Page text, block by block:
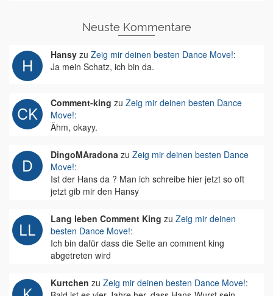
Neuste Kommentare
Hansy zu Zeig mir deinen besten Dance Move!:
Ja mein Schatz, ich bin da.
Comment-king zu Zeig mir deinen besten Dance
Move!:
Ähm, okayy.
DingoMAradona zu Zeig mir deinen besten Dance
Move!:
Ist der Hans da ? Man ich schreibe hier jetzt so oft
jetzt gib mir den Hansy
Lang leben Comment King zu Zeig mir deinen
besten Dance Move!:
Ich bin dafür dass die Seite an comment king
abgetreten wird
Kurtchen zu Zeig mir deinen besten Dance Move!: